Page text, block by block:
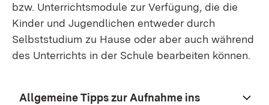
bzw. Unterrichtsmodule zur Verfügung, die die
Kinder und Jugendlichen entweder durch
Selbststudium zu Hause oder aber auch während
des Unterrichts in der Schule bearbeiten können.
Allgemeine Tipps zur Aufnahme ins